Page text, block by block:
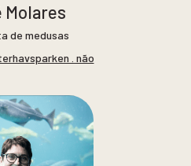
Molares
de medusas
. não